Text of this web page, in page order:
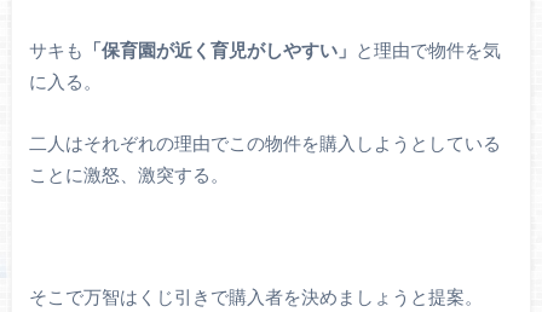
サキも 「保育園が近く育児がしやすい」 と理由で物件を気
に入る。
二人はそれぞれの理由でこの物件を購入しようとしている
ことに激怒、激突する。
そこで万智はくじ引きで購入者を決めましょうと提案。